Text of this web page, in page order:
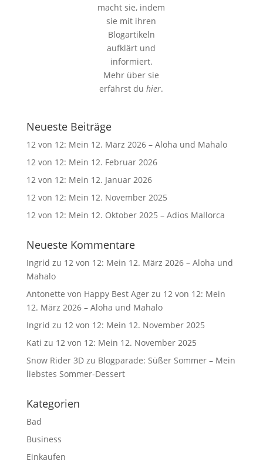
macht sie, indem
sie mit ihren
Blogartikeln
aufklärt und
informiert.
Mehr über sie
erfährst duhier.
Neueste Beiträge
12 von 12: Mein 12. März 2026 – Aloha und Mahalo
12 von 12: Mein 12. Februar 2026
12 von 12: Mein 12. Januar 2026
12 von 12: Mein 12. November 2025
12 von 12: Mein 12. Oktober 2025 – Adios Mallorca
Neueste Kommentare
Ingrid zu 12 von 12: Mein 12. März 2026 – Aloha und
Mahalo
Antonette von Happy Best Agerzu 12 von 12: Mein
12. März 2026 – Aloha und Mahalo
Ingrid zu 12 von 12: Mein 12. November 2025
Kati zu 12 von 12: Mein 12. November 2025
Snow Rider 3Dzu Blogparade: Süßer Sommer – Mein
liebstes Sommer-Dessert
Kategorien
Bad
Business
Einkaufen